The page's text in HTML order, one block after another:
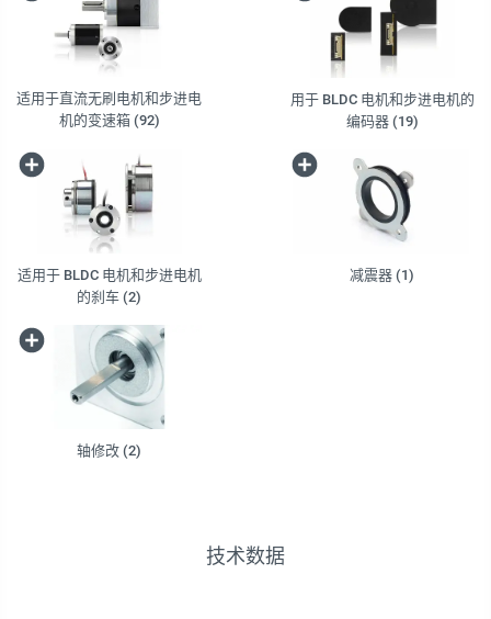
适用于直流无刷电机和步进电
机的变速箱 (92)
用于 BLDC 电机和步进电机的
编码器 (19)
适用于 BLDC 电机和步进电机
的刹车 (2)
减震器 (1)
轴修改 (2)
技术数据